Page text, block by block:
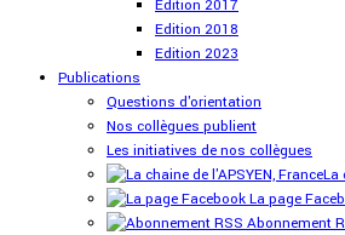
Edition 2017
Edition 2018
Edition 2023
Publications
Questions d'orientation
Nos collègues publient
Les initiatives de nos collègues
La
La page
Abonnement